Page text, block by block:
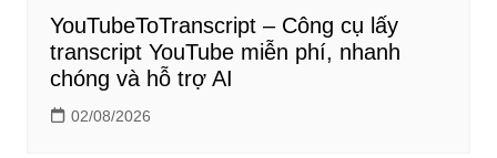
YouTubeToTranscript – Công cụ lấy
transcript YouTube miễn phí, nhanh
chóng và hỗ trợ AI
02/08/2026